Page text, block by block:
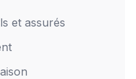
et assurés